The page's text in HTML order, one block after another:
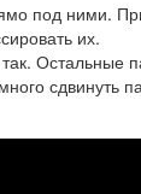
под ними.
их.
Остальные
сдвинуть